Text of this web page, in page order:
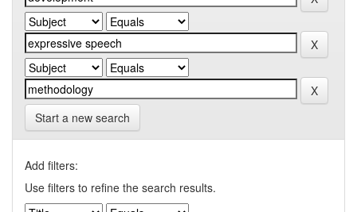
Start a new search
Add filters:
Use filters to refine the search results.